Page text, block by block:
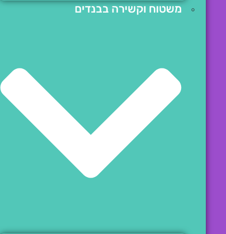
משטוח וקשירה בבנדים